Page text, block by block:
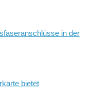
in der
bietet